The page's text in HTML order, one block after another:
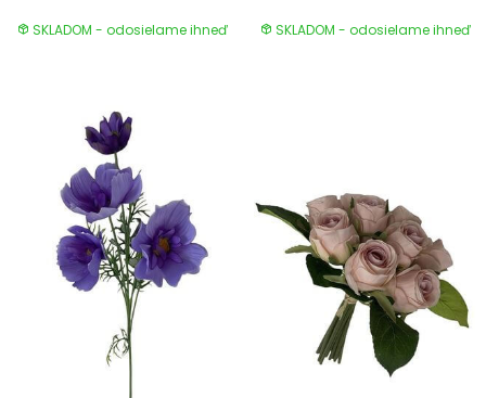
SKLADOM - odosielame ihneď SKLADOM - odosielame ihneď